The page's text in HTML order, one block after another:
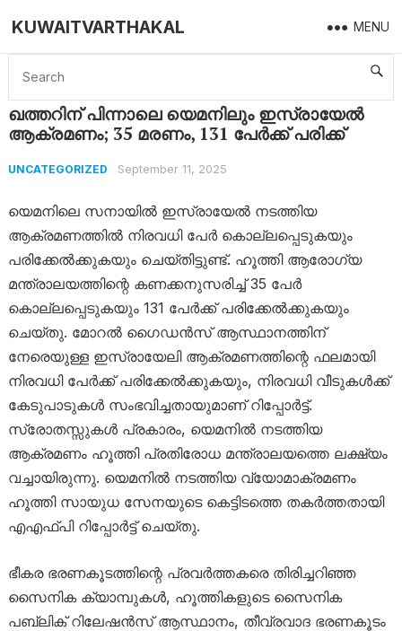
KUWAITVARTHAKAL MENU
Home Uncategorized ഖത്തറിന് പിന്നാലെ യെമനിലും ഇസ്രായേൽ ആക്രമണം; 35 മരണം, 131 പേർക്ക് പരിക്ക്
ഖത്തറിന് പിന്നാലെ യെമനിലും ഇസ്രായേൽ
ആക്രമണം; 35 മരണം, 131 പേർക്ക് പരിക്ക്
UNCATEGORIZED September 11, 2025
യെമനിലെ സനായിൽ ഇസ്രായേൽ നടത്തിയ
ആക്രമണത്തിൽ നിരവധി പേർ കൊല്ലപ്പെടുകയും
പരിക്കേൽക്കുകയും ചെയ്തിട്ടുണ്ട്. ഹൂത്തി ആരോഗ്യ
മന്ത്രാലയത്തിന്റെ കണക്കനുസരിച്ച് 35 പേർ
കൊല്ലപ്പെടുകയും 131 പേർക്ക് പരിക്കേൽക്കുകയും
ചെയ്തു. മോറൽ ഗൈഡൻസ് ആസ്ഥാനത്തിന്
നേരെയുള്ള ഇസ്രായേലി ആക്രമണത്തിന്റെ ഫലമായി
നിരവധി പേർക്ക് പരിക്കേൽക്കുകയും, നിരവധി വീടുകൾക്ക്
കേടുപാടുകൾ സംഭവിച്ചതായുമാണ് റിപ്പോർട്ട്.
സ്രോതസ്സുകൾ പ്രകാരം, യെമനിൽ നടത്തിയ
ആക്രമണം ഹൂത്തി പ്രതിരോധ മന്ത്രാലയത്തെ ലക്ഷ്യം
വച്ചായിരുന്നു. യെമനിൽ നടത്തിയ വ്യോമാക്രമണം
ഹൂത്തി സായുധ സേനയുടെ കെട്ടിടത്തെ തകർത്തതായി
എഎഫ്‌പി റിപ്പോർട്ട് ചെയ്തു.
ഭീകര ഭരണകൂടത്തിന്റെ പ്രവർത്തകരെ തിരിച്ചറിഞ്ഞ
സൈനിക ക്യാമ്പുകൾ, ഹൂത്തികളുടെ സൈനിക
പബ്ലിക് റിലേഷൻസ് ആസ്ഥാനം, തീവ്രവാദ ഭരണകൂടം